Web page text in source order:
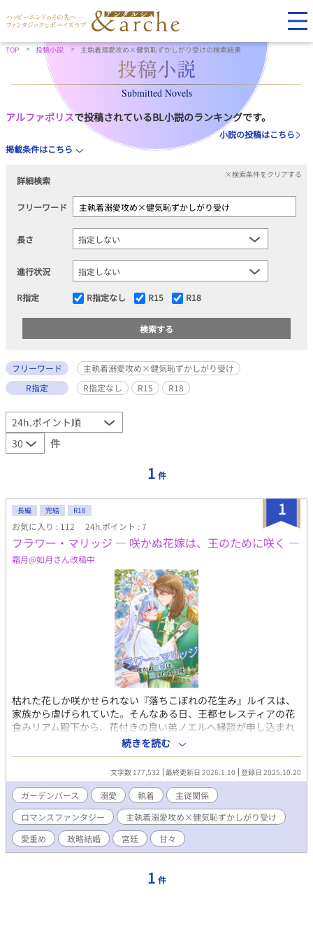
TOP 投稿小説 主執着溺愛攻め×健気恥ずかしがり受けの検索結果
Submitted Novels
アルファポリスで投稿されているBL小説のランキングです。
小説の投稿はこちら
掲載条件はこちら
詳細検索
×検索条件をクリアする
フリーワード
長さ
進行状況
R指定 R指定なし R15 R18
フリーワード
主執着溺愛攻め×健気恥ずかしがり受け
R指定
R指定なし R15 R18
件
1 件
1
長編 完結 R18
お気に入り : 112 24h.ポイント : 7
フラワー・マリッジ ― 咲かぬ花嫁は、王のために咲く ―
霜月@如月さん改稿中
枯れた花しか咲かせられない『落ちこぼれの花生み』ルイスは、
家族から虐げられていた。そんなある日、王都セレスティアの花
食みリアム殿下から、花付きの良い弟ノエルへ縁談が申し込まれ
る。 しかし、リアム殿下は何人もの花生みの花を食んでは、婚約
せずに手放してきた『血塗れの花嫁喰らい』と噂される、冷酷な
王族で。弟は縁談を嫌がり、兄ルイスへ押し付ける。 枯れた花し
か咲かせられないのに、嫁ぐなど、その先にあるのは『死』の
み。けれど、花の咲かせられないルイスは、反抗することもでき
ず、弟の身代わりとして王都へ嫁ぐことに。 身代わりで婚約した
ものの、リアム殿下にとって、ルイスは十八年ぶりの再会だっ
た。でもルイスは覚えていなくて……？ 政略結婚の影に隠された
秘密と、『死の花』にまつわる古の伝承が、ふたりを試すように
バース、エモ甘ファンタジーBLです！ ⭐︎これだけ分かれば読め
る！ガーデンバース基礎知識！！⭐︎ ◼︎花食み→花を食べる ◼︎花生み
続きを読む
文字数 177,532 最終更新日 2026.1.10 登録日 2025.10.20
ガーデンバース 溺愛 執着
主従関係
ロマンスファンタジー
主執着溺愛攻め×健気恥ずかしがり受け
愛重め
政略結婚 宮廷 甘々
1 件